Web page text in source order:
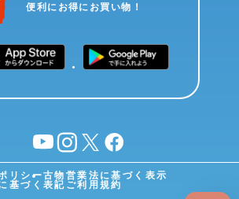
便利にお得にお買い物！
YouTubeinstagram
X facebook
リシー古物営業法に基づく表示
基づく表記 ご利用規約